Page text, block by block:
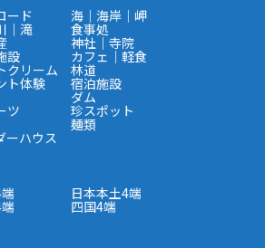
ード 海｜海岸｜岬
｜滝 食事処
神社｜寺院
設 カフェ｜軽食
クリーム 林道
ト体験 宿泊施設
ダム
ツ 珍スポット
麺類
ーハウス
日本本土4端
四国4端